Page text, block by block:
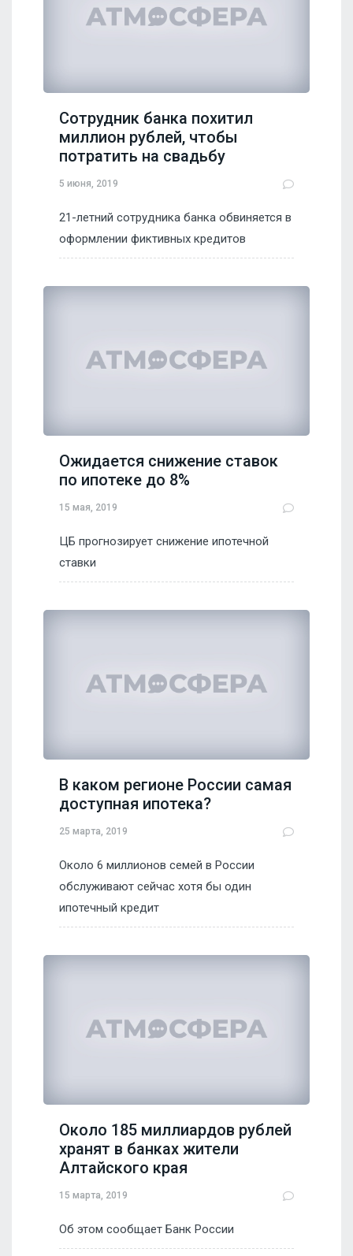
Сотрудник банка похитил
миллион рублей, чтобы
потратить на свадьбу
5 июня, 2019
21-летний сотрудника банка обвиняется в
оформлении фиктивных кредитов
Ожидается снижение ставок
по ипотеке до 8%
15 мая, 2019
ЦБ прогнозирует снижение ипотечной
ставки
В каком регионе России самая
доступная ипотека?
25 марта, 2019
Около 6 миллионов семей в России
обслуживают сейчас хотя бы один
ипотечный кредит
Около 185 миллиардов рублей
хранят в банках жители
Алтайского края
15 марта, 2019
Об этом сообщает Банк России